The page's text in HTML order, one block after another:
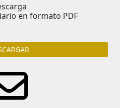
en formato PDF